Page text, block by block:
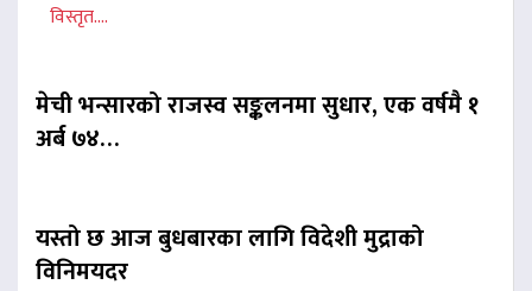
विस्तृत....
मेची भन्सारको राजस्व सङ्कलनमा सुधार, एक वर्षमै १
अर्ब ७४…
यस्तो छ आज बुधबारका लागि विदेशी मुद्राको
विनिमयदर